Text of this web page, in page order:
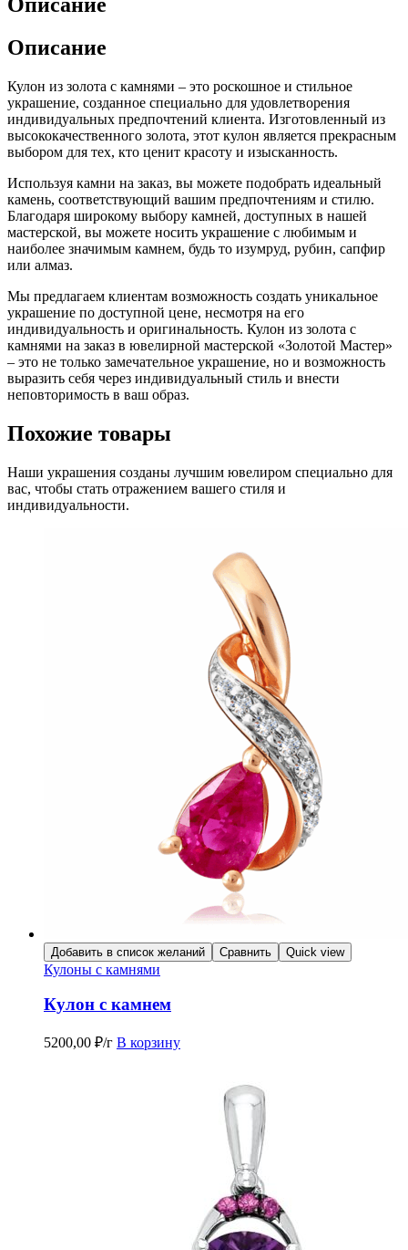
Описание
Кулон из золота с камнями – это роскошное и стильное
украшение, созданное специально для удовлетворения
индивидуальных предпочтений клиента. Изготовленный из
высококачественного золота, этот кулон является прекрасным
выбором для тех, кто ценит красоту и изысканность.
Используя камни на заказ, вы можете подобрать идеальный
камень, соответствующий вашим предпочтениям и стилю.
Благодаря широкому выбору камней, доступных в нашей
мастерской, вы можете носить украшение с любимым и
наиболее значимым камнем, будь то изумруд, рубин, сапфир
или алмаз.
Мы предлагаем клиентам возможность создать уникальное
украшение по доступной цене, несмотря на его
индивидуальность и оригинальность. Кулон из золота с
камнями на заказ в ювелирной мастерской «Золотой Мастер»
– это не только замечательное украшение, но и возможность
выразить себя через индивидуальный стиль и внести
неповторимость в ваш образ.
Похожие товары
Наши украшения созданы лучшим ювелиром специально для
вас, чтобы стать отражением вашего стиля и
индивидуальности.
Добавить в список желаний Сравнить Quick view
Кулоны с камнями
Кулон с камнем
5200,00 ₽/г В корзину